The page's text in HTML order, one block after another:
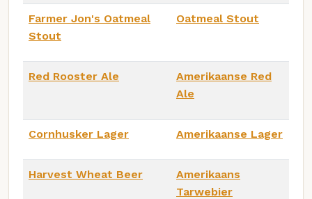
Farmer Jon's Oatmeal
Stout
Oatmeal Stout
Red Rooster Ale
Amerikaanse Red
Ale
Cornhusker Lager Amerikaanse Lager
Harvest Wheat Beer
Amerikaans
Tarwebier